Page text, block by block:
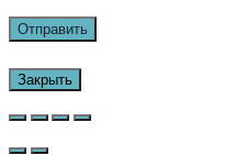
Закрыть